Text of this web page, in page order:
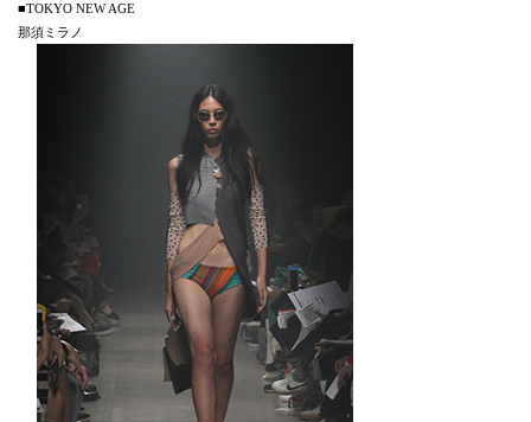
■TOKYO NEW AGE
那須ミラノ